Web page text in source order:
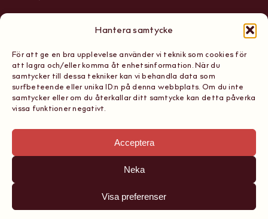
Hantera samtycke
För att ge en bra upplevelse använder vi teknik som cookies för
att lagra och/eller komma åt enhetsinformation. När du
samtycker till dessa tekniker kan vi behandla data som
surfbeteende eller unika ID:n på denna webbplats. Om du inte
samtycker eller om du återkallar ditt samtycke kan detta påverka
vissa funktioner negativt.
Acceptera
Neka
Visa preferenser
The Wine Hub
Scandinavian School of
Sommeliers AB
Sibyllegatan 15, 11442
Org nummer: 559236-1165
Tel: 08 867 161
Copyright 2026, The Wine Hub Scandinavian School of